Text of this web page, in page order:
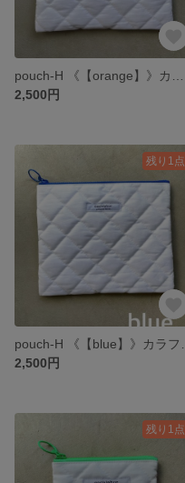
2,500円
残り1点
2,500円
残り1点